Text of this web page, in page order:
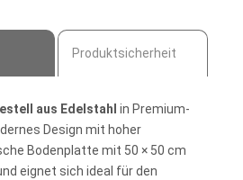
Produktsicherheit
aus Edelstahl in Premium-
Design mit hoher
Bodenplatte mit 50 × 50 cm
eignet sich ideal für den